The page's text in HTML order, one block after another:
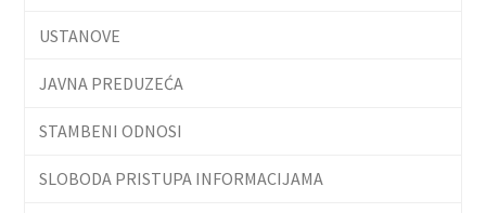
USTANOVE
JAVNA PREDUZEĆA
STAMBENI ODNOSI
SLOBODA PRISTUPA INFORMACIJAMA